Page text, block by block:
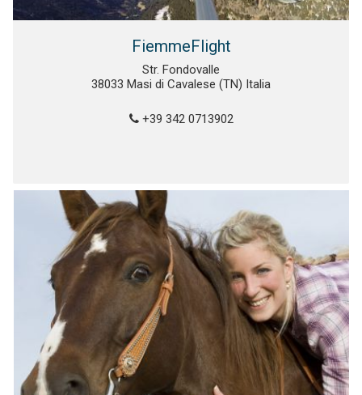
FiemmeFlight
Str. Fondovalle
38033 Masi di Cavalese (TN) Italia
+39 342 0713902